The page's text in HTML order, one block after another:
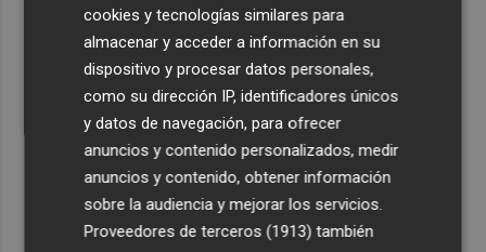
Ocho helicópteros, un avión y más de 100 brigadas se
movilizan en Moratalla por un incendio forestal
Recibe toda la actualidad de
Plaza Podcast en tu correo
cookies y tecnologías similares para
almacenar y acceder a información en su
dispositivo y procesar datos personales,
como su dirección IP, identificadores únicos
y datos de navegación, para ofrecer
anuncios y contenido personalizados, medir
anuncios y contenido, obtener información
sobre la audiencia y mejorar los servicios.
Proveedores de terceros (1913) también